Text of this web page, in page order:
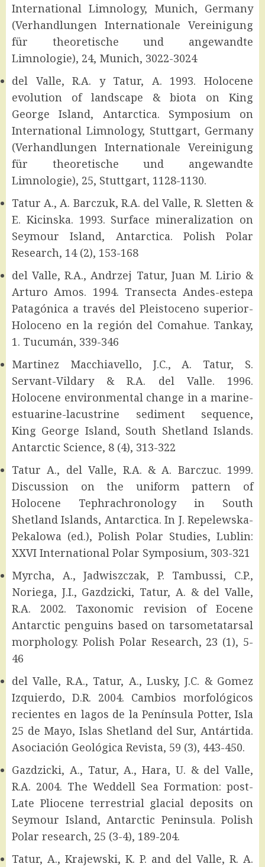
International Limnology, Munich, Germany
(Verhandlungen Internationale Vereinigung
für theoretische und angewandte
Limnologie), 24, Munich, 3022-3024
del Valle, R.A. y Tatur, A. 1993. Holocene
evolution of landscape & biota on King
George Island, Antarctica. Symposium on
International Limnology, Stuttgart, Germany
(Verhandlungen Internationale Vereinigung
für theoretische und angewandte
Limnologie), 25, Stuttgart, 1128-1130.
Tatur A., A. Barczuk, R.A. del Valle, R. Sletten &
E. Kicinska. 1993. Surface mineralization on
Seymour Island, Antarctica. Polish Polar
Research, 14 (2), 153-168
del Valle, R.A., Andrzej Tatur, Juan M. Lirio &
Arturo Amos. 1994. Transecta Andes-estepa
Patagónica a través del Pleistoceno superior-
Holoceno en la región del Comahue. Tankay,
1. Tucumán, 339-346
Martinez Macchiavello, J.C., A. Tatur, S.
Servant-Vildary & R.A. del Valle. 1996.
Holocene environmental change in a marine-
estuarine-lacustrine sediment sequence,
King George Island, South Shetland Islands.
Antarctic Science, 8 (4), 313-322
Tatur A., del Valle, R.A. & A. Barczuc. 1999.
Discussion on the uniform pattern of
Holocene Tephrachronology in South
Shetland Islands, Antarctica. In J. Repelewska-
Pekalowa (ed.), Polish Polar Studies, Lublin:
XXVI International Polar Symposium, 303-321
Myrcha, A., Jadwiszczak, P. Tambussi, C.P.,
Noriega, J.I., Gazdzicki, Tatur, A. & del Valle,
R.A. 2002. Taxonomic revision of Eocene
Antarctic penguins based on tarsometatarsal
morphology. Polish Polar Research, 23 (1), 5-
46
del Valle, R.A., Tatur, A., Lusky, J.C. & Gomez
Izquierdo, D.R. 2004. Cambios morfológicos
recientes en lagos de la Península Potter, Isla
25 de Mayo, Islas Shetland del Sur, Antártida.
Asociación Geológica Revista, 59 (3), 443-450.
Gazdzicki, A., Tatur, A., Hara, U. & del Valle,
R.A. 2004. The Weddell Sea Formation: post-
Late Pliocene terrestrial glacial deposits on
Seymour Island, Antarctic Peninsula. Polish
Polar research, 25 (3-4), 189-204.
Tatur, A., Krajewski, K. P. and del Valle, R. A.